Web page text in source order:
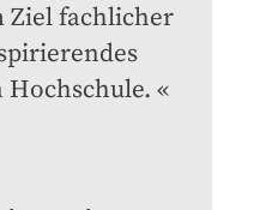
fachlicher